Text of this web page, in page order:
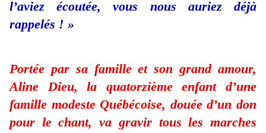
l’aviez écoutée, vous nous auriez déjà
rappelés ! »
Portée par sa famille et son grand amour,
Aline Dieu, la quatorzième enfant d’une
famille modeste Québécoise, douée d’un don
pour le chant, va gravir tous les marches